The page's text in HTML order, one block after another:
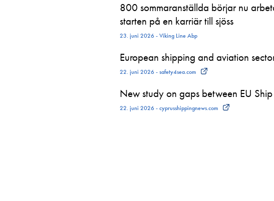
800 sommaranställda börjar nu
starten på en karriär till sjöss
23. juni 2026 - Viking Line Abp
European shipping and aviation
22. juni 2026 - safety4sea.com
New study on gaps between EU
22. juni 2026 - cyprusshippingnews.com